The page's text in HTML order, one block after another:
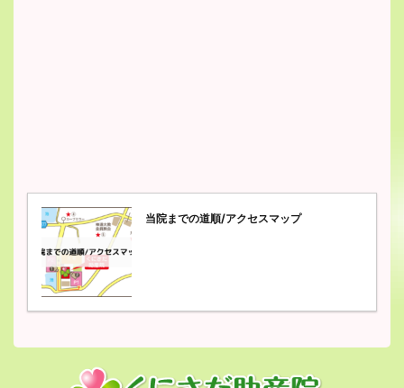
当院までの道順/アクセスマップ